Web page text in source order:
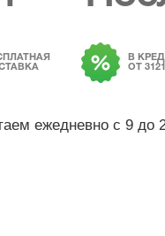
В
ОТ
ежедневно с 9 до